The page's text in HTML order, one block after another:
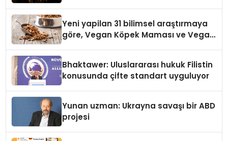
Yeni yapilan 31 bilimsel araştırmaya
göre, Vegan Köpek Maması ve Vegan
Bhaktawer: Uluslararası hukuk Filistin
konusunda çifte standart uyguluyor
Yunan uzman: Ukrayna savaşı bir ABD
projesi